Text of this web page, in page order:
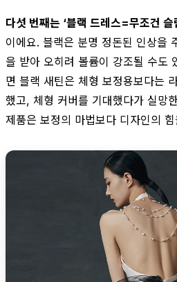
다섯 번째는 ‘블랙 드레스=무조건
이에요. 블랙은 분명 정돈된 인상을
을 받아 오히려 볼륨이 강조될 수도
면 블랙 새틴은 체형 보정용보다는
했고, 체형 커버를 기대했다가 실망
제품은 보정의 마법보다 디자인의